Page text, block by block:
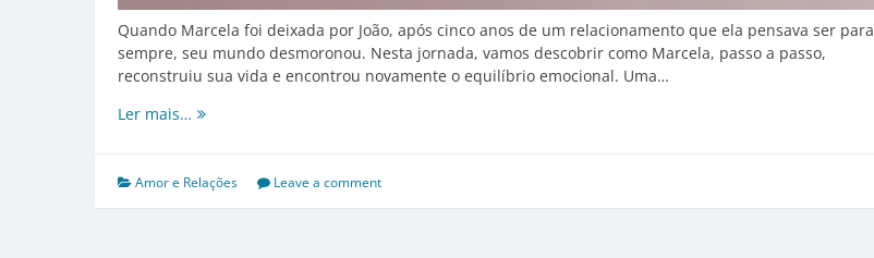
Quando Marcela foi deixada por João, após cinco anos de um relacionamento que ela pensava ser para
sempre, seu mundo desmoronou. Nesta jornada, vamos descobrir como Marcela, passo a passo,
reconstruiu sua vida e encontrou novamente o equilíbrio emocional. Uma…
Ler mais… Superando
Estratégias
Efetivas
Amor e Relações Leave a comment